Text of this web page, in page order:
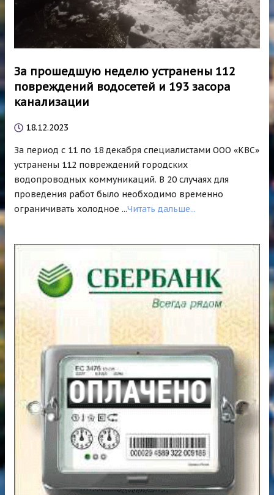
За прошедшую неделю устранены 112
повреждений водосетей и 193 засора
канализации
18.12.2023
За период с 11 по 18 декабря специалистами ООО «КВС»
устранены 112 повреждений городских
водопроводных коммуникаций. В 20 случаях для
проведения работ было необходимо временно
ограничивать холодное ...Читать дальше...